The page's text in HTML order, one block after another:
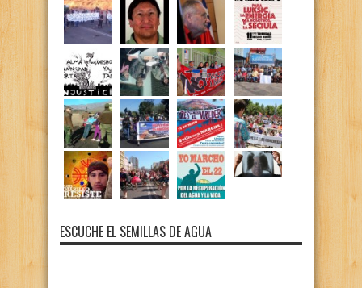
ESCUCHE EL SEMILLAS DE AGUA